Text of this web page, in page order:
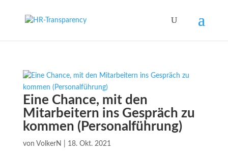
Eine Chance, mit den
Mitarbeitern ins Gespräch zu
kommen (Personalführung)
von VolkerN 18. Okt. 2021